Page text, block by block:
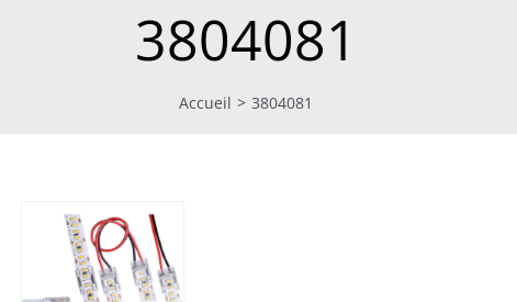
3804081
Accueil > 3804081